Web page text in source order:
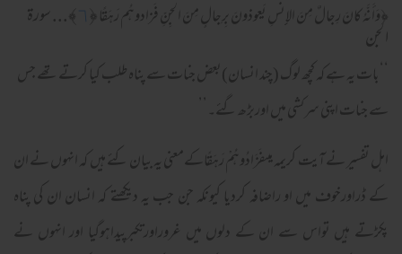
وَأَنَّهُ كانَ رِ‌جالٌ مِنَ الإِنسِ يَعوذونَ بِرِ‌جالٍ مِنَ الجِنِّ فَزادوهُم رَ‌هَقًا ٦ ﴾... سورة
الجن
‘‘بات یہ ہے کہ کچھ لوگ (چند انسان)بعض جنات سے پناہ طلب کیا کرتے تھے جس
سے جنات اپنی سرکشی میں اوربڑھ گئے۔’’
اہل تفسیر نے آیت کریمہ میںفَزَادُوهُمْ رَ‌هَقًاکےمعنی یہ بیان کئے ہیں کہ انہوں نے ان
کے ڈراورخوف میں او راضافہ کردیا کیونکہ جن جب یہ دیکھتے کہ انسان ان کی پناہ
پکڑتے ہیں تواس سے ان کے دلوں میں غروراورتکبرپیداہوگیا اور انہوں نے